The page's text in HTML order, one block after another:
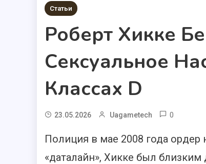
Статьи
Роберт Хикке
Сексуальное
Классах D
23.05.2026 Uagametech 0
Полиция в мае 2008 года ордер
«даталайн», Хикке был